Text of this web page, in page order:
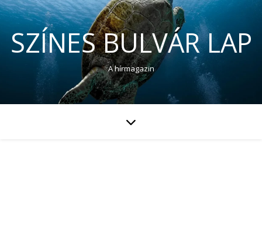
SZÍNES BULVÁR LAP
A hírmagazin